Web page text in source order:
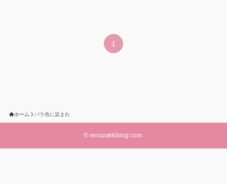
1
ホーム バラ色に染まれ
© renazakkiblog.com.